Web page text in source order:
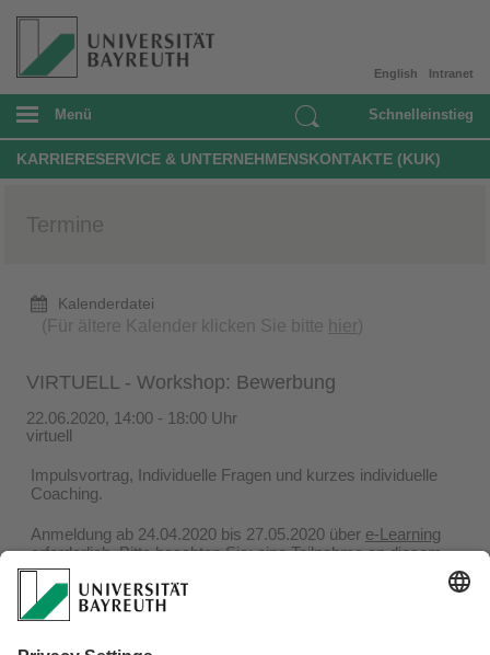
Intranet
English
Menü Schnelleinstieg
KARRIERESERVICE & UNTERNEHMENSKONTAKTE (KUK)
Termine
Kalenderdatei
(Für ältere Kalender klicken Sie bitte hier)
VIRTUELL - Workshop: Bewerbung
22.06.2020, 14:00 - 18:00 Uhr
virtuell
Impulsvortrag, Individuelle Fragen und kurzes individuelle
Coaching.
Anmeldung ab 24.04.2020 bis 27.05.2020 über e-Learning
erforderlich. Bitte beachten Sie: eine Teilnahme an diesem
Workshop setzt voraus, dass Sie den
04.06.2020besucht haben.
Verantwortlich für die Redaktion: